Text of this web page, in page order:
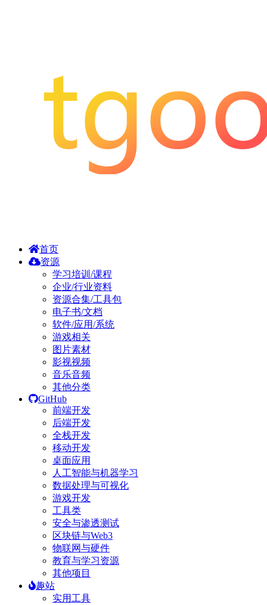
首页
资源
学习培训/课程
企业/行业资料
资源合集/工具包
电子书/文档
软件/应用/系统
游戏相关
图片素材
影视视频
音乐音频
其他分类
GitHub
前端开发
后端开发
全栈开发
移动开发
桌面应用
人工智能与机器学习
数据处理与可视化
游戏开发
工具类
安全与渗透测试
区块链与Web3
物联网与硬件
教育与学习资源
其他项目
趣站
实用工具